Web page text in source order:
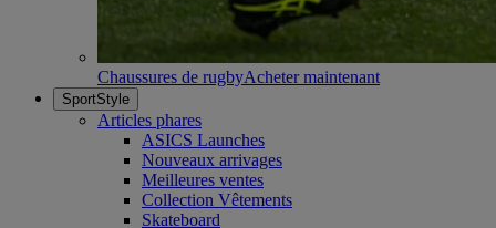
Chaussures de rugbyAcheter maintenant
SportStyle
Articles phares
ASICS Launches
Nouveaux arrivages
Meilleures ventes
Collection Vêtements
Skateboard